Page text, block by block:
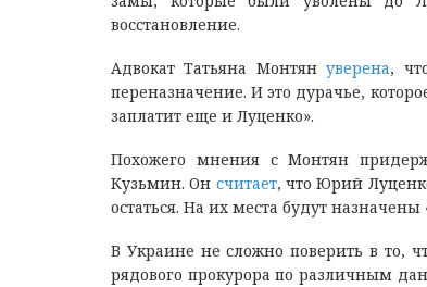
восстановление.
Адвокат Татьяна Монтянуверена,
переназначение. И это дурачье,
заплатит еще и Луценко».
Похожего мнения с Монтян
Кузьмин. Он считает, что Юрий
остаться. На их места будут
В Украине не сложно поверить в то,
рядового прокурора по различным